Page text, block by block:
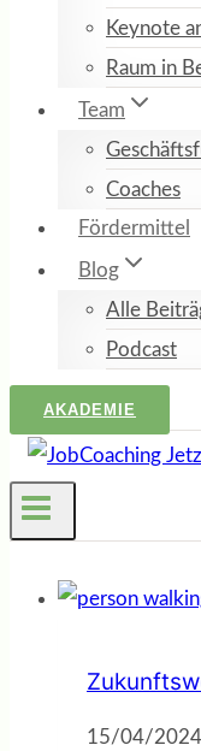
Keynote
Raum in
Team
Coaches
Fördermittel
Blog
Alle
Podcast
AKADEMIE
15/04/2024